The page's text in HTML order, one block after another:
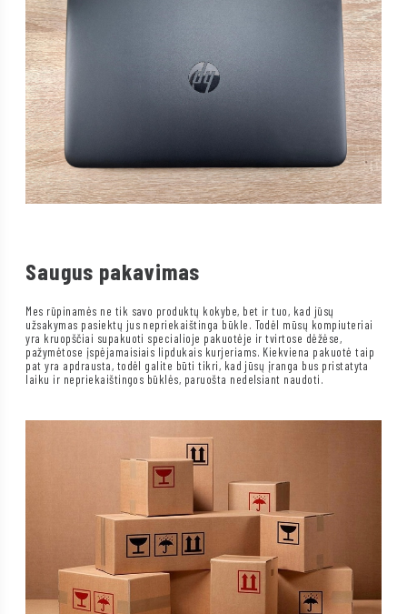
Saugus pakavimas
Mes rūpinamės ne tik savo produktų kokybe, bet ir tuo, kad jūsų
užsakymas pasiektų jus nepriekaištinga būkle. Todėl mūsų kompiuteriai
yra kruopščiai supakuoti specialioje pakuotėje ir tvirtose dėžėse,
pažymėtose įspėjamaisiais lipdukais kurjeriams. Kiekviena pakuotė taip
pat yra apdrausta, todėl galite būti tikri, kad jūsų įranga bus pristatyta
laiku ir nepriekaištingos būklės, paruošta nedelsiant naudoti.